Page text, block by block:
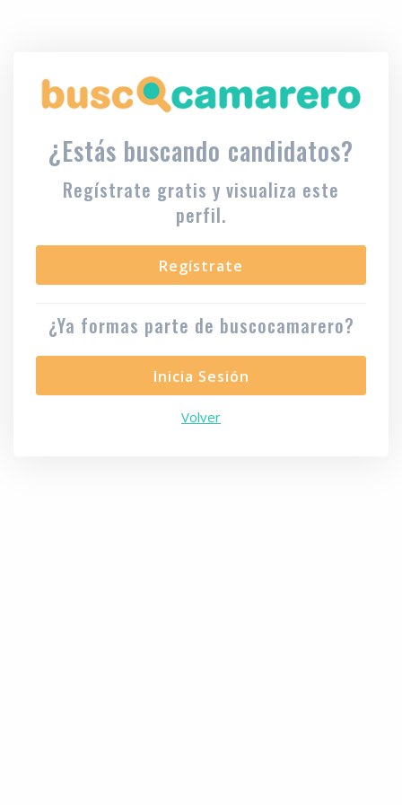
¿Estás buscando candidatos?
Regístrate gratis y visualiza este
perfil.
Regístrate
¿Ya formas parte de buscocamarero?
Inicia Sesión
Volver